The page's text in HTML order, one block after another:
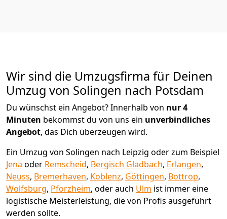
Wir sind die Umzugsfirma für Deinen
Umzug von Solingen nach Potsdam
Du wünschst ein Angebot? Innerhalb von nur 4
Minuten bekommst du von uns ein unverbindliches
Angebot, das Dich überzeugen wird.
Ein Umzug von Solingen nach Leipzig oder zum Beispiel
Jena oder Remscheid, Bergisch Gladbach, Erlangen,
Neuss, Bremer­haven, Koblenz, Göttingen, Bottrop,
Wolfsburg, Pforzheim, oder auch Ulm ist immer eine
logistische Meisterleistung, die von Profis ausgeführt
werden sollte.